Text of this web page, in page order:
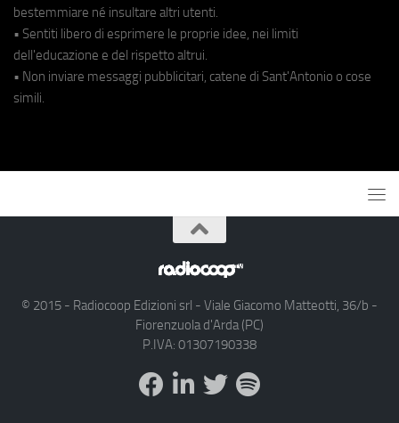
bestemmiare né insultare altri utenti.
• Sentiti libero di esprimere le proprie idee, nei limiti
dell'educazione e del rispetto altrui.
• Non inviare messaggi pubblicitari, catene di Sant'Antonio o cose
simili.
© 2015 - Radiocoop Edizioni srl - Viale Giacomo Matteotti, 36/b -
Fiorenzuola d'Arda (PC)
P.IVA: 01307190338